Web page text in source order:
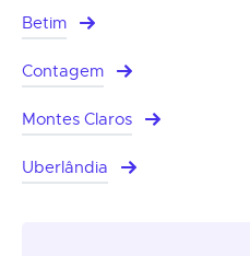
Betim
Contagem
Montes Claros
Uberlândia